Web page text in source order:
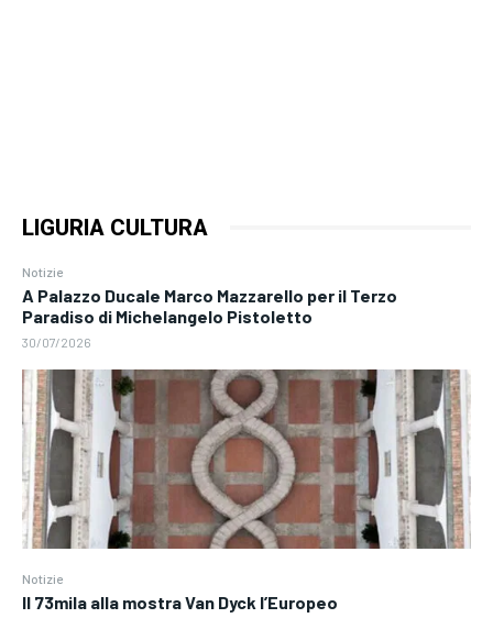
LIGURIA CULTURA
Notizie
A Palazzo Ducale Marco Mazzarello per il Terzo
Paradiso di Michelangelo Pistoletto
30/07/2026
Notizie
Il 73mila alla mostra Van Dyck l’Europeo